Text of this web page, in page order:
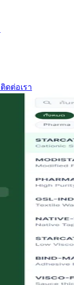
ติดต่อเรา